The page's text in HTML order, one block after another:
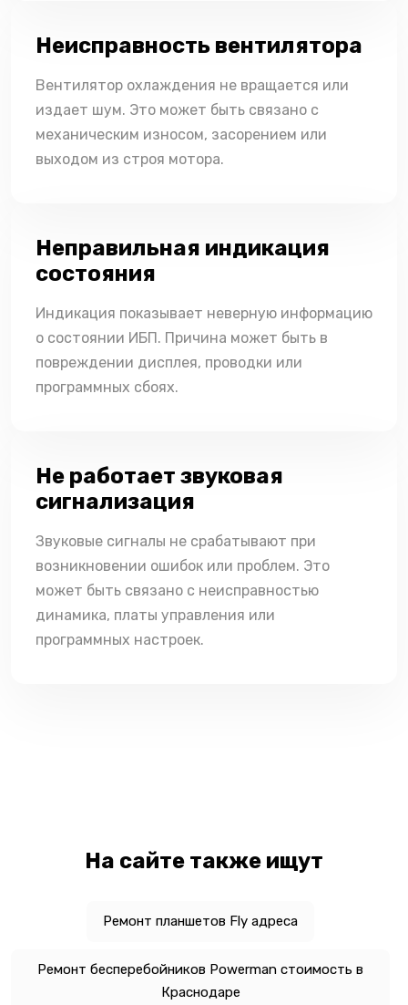
Неисправность вентилятора
Вентилятор охлаждения не вращается или
издает шум. Это может быть связано с
механическим износом, засорением или
выходом из строя мотора.
Неправильная индикация
состояния
Индикация показывает неверную информацию
о состоянии ИБП. Причина может быть в
повреждении дисплея, проводки или
программных сбоях.
Не работает звуковая
сигнализация
Звуковые сигналы не срабатывают при
возникновении ошибок или проблем. Это
может быть связано с неисправностью
динамика, платы управления или
программных настроек.
На сайте также ищут
Ремонт планшетов Fly адреса
Ремонт бесперебойников Powerman стоимость в
Краснодаре